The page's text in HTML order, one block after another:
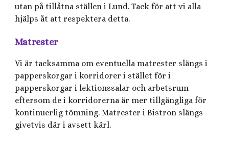
utan på tillåtna ställen i Lund. Tack för att vi alla
hjälps åt att respektera detta.
Matrester
Vi är tacksamma om eventuella matrester slängs i
papperskorgar i korridorer i stället för i
papperskorgar i lektionssalar och arbetsrum
eftersom de i korridorerna är mer tillgängliga för
kontinuerlig tömning. Matrester i Bistron slängs
givetvis där i avsett kärl.